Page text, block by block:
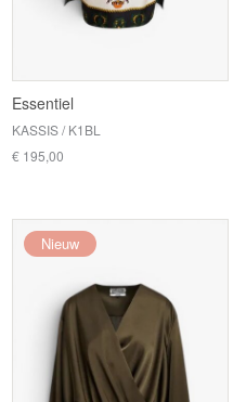
Essentiel
KASSIS / K1BL
€ 195,00
Nieuw